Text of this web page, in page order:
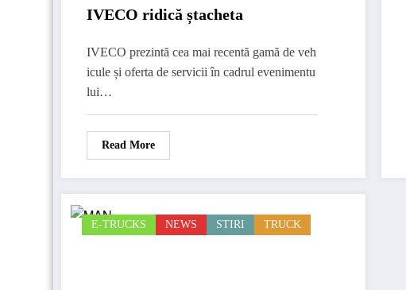
IVECO ridică ștacheta
IVECO prezintă cea mai recentă gamă de veh
icule și oferta de servicii în cadrul evenimentu
lui…
Read More
E-TRUCKS NEWS STIRI TRUCK